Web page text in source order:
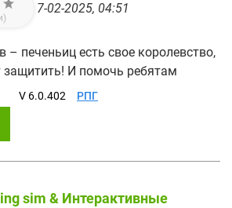
7-02-2025, 04:51
– печеньиц есть свое королевство,
защитить! И помочь ребятам
V 6.0.402 РПГ
sim & Интерактивные